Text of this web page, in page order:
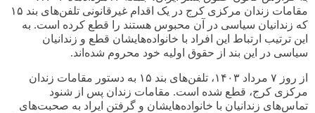
مقامات زندان مرکزی کرج در یک اقدام غیرقانونی تلفن‌های بند ۱۵
که زندانیان سیاسی در آن محبوس هستند را قطع کرده است. به
این ترتیب ارتباط این افراد با خانواده‌هایشان قطع و زندانیان
سیاسی در این بند از حقوق اولیه خود محروم شده‌اند.
از روز ۷ مرداد ۱۴۰۳، تلفن‌های بند ۱۵ به دستور مقامات زندان
مرکزی کرج، قطع شده است. مقامات زندان پس از شنود
تماس‌های زندانیان با خانواده‌‌هایشان و گرفتن ایراد به صحبت‌های